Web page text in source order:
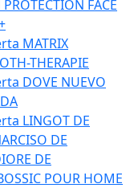
FACE
MATRIX
THERAPIE
DOVE NUEVO
LINGOT DE
DE
DE
POUR HOME